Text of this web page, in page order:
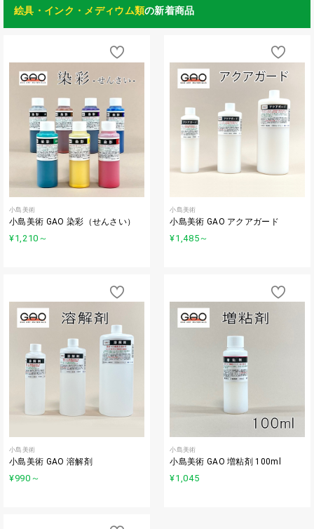
絵具・インク・メディウム類の新着商品
小島美術
小島美術 GAO 染彩（せんさい）
¥1,210 ～
小島美術
小島美術 GAO アクアガード
¥1,485～
小島美術
小島美術 GAO 溶解剤
¥990 ～
小島美術
小島美術 GAO 増粘剤 100ml
¥1,045